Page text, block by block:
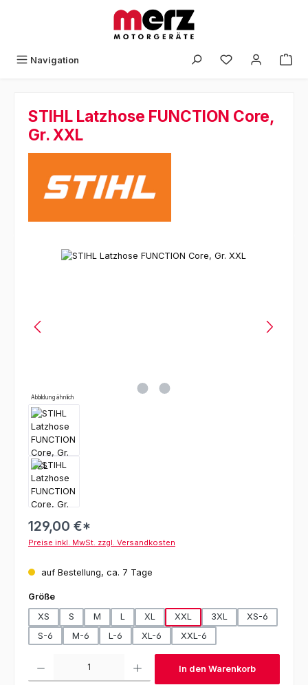
Navigation
STIHL Latzhose FUNCTION Core,
Gr. XXL
Bildergalerie überspringen
Abbildung ähnlich
129,00 €*
Preise inkl. MwSt. zzgl. Versandkosten
auf Bestellung, ca. 7 Tage
Größeauswählen
XS
S M L XL XXL 3XL
XS-6
S-6
M-6 L-6 XL-6 XXL-6
Produkt Anzahl: Gib den gewünschten Wert ein oder benutze die
In den Warenkorb